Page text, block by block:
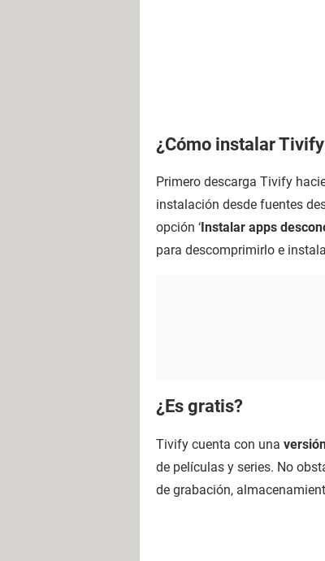
¿Cómo instalar
Primero descarga Tivify
instalación desde fuentes
opción ‘Instalar apps
para descomprimirlo e
¿Es gratis?
Tivify cuenta con una
de películas y series. No
de grabación,